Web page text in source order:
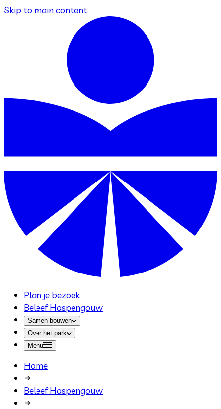
Skip to main content
Plan je bezoek
Beleef Haspengouw
Samen bouwen
Over het park
Menu
Home
Beleef Haspengouw